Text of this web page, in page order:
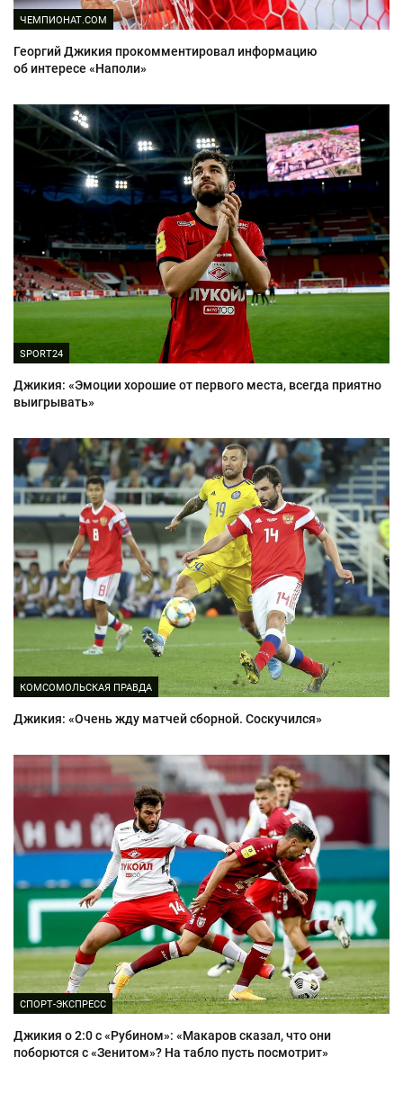
ЧЕМПИОНАТ.COM
Георгий Джикия прокомментировал информацию
об интересе «Наполи»
SPORT24
Джикия: «Эмоции хорошие от первого места, всегда приятно
выигрывать»
КОМСОМОЛЬСКАЯ ПРАВДА
Джикия: «Очень жду матчей сборной. Соскучился»
СПОРТ-ЭКСПРЕСС
Джикия о 2:0 с «Рубином»: «Макаров сказал, что они
поборются с «Зенитом»? На табло пусть посмотрит»